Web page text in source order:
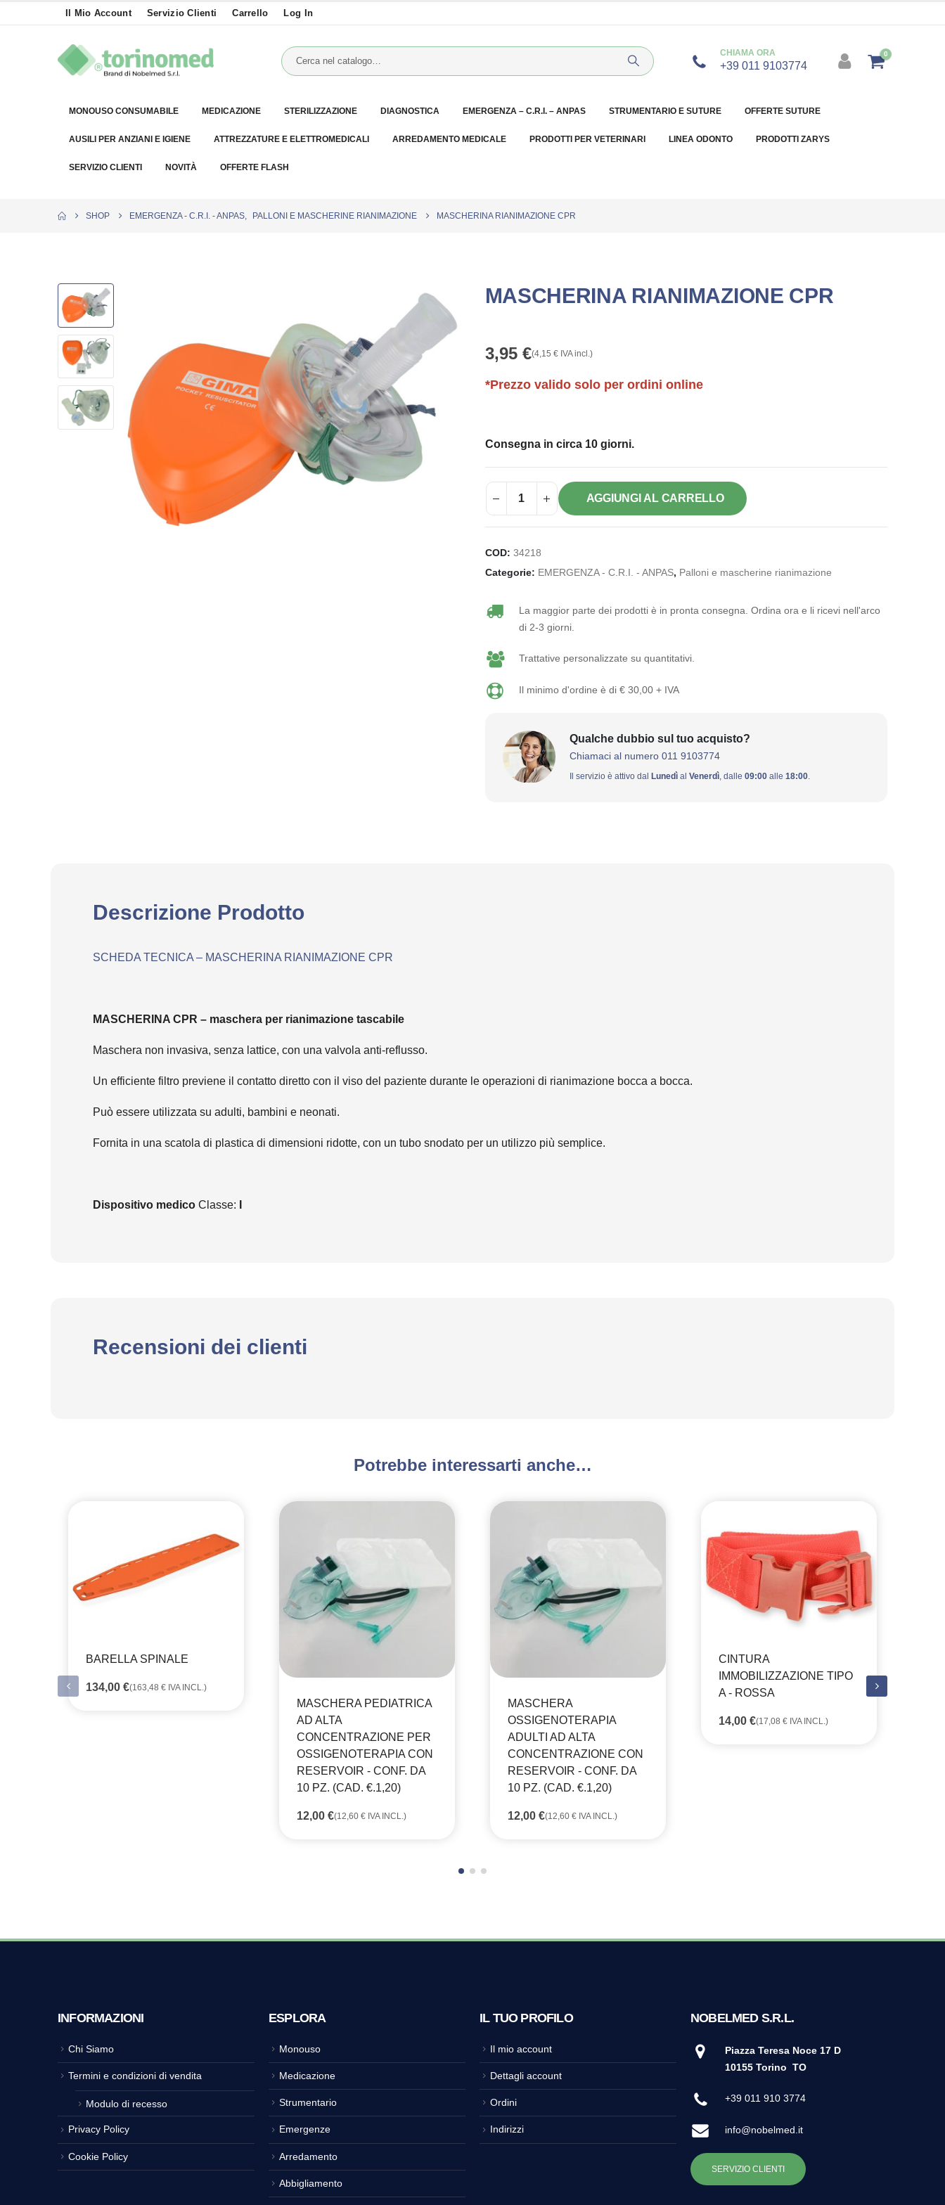
Il Mio Account Servizio Clienti Carrello Log In
CHIAMA ORA
+39 011 9103774
0
MONOUSO CONSUMABILE MEDICAZIONE STERILIZZAZIONE DIAGNOSTICA EMERGENZA – C.R.I. – ANPAS STRUMENTARIO E SUTURE OFFERTE SUTURE
AUSILI PER ANZIANI E IGIENE ATTREZZATURE E ELETTROMEDICALI ARREDAMENTO MEDICALE PRODOTTI PER VETERINARI LINEA ODONTO PRODOTTI ZARYS
SERVIZIO CLIENTI NOVITÀ OFFERTE FLASH
SHOP EMERGENZA - C.R.I. - ANPAS PALLONI E MASCHERINE RIANIMAZIONE MASCHERINA RIANIMAZIONE CPR
MASCHERINA RIANIMAZIONE CPR
3,95 €(4,15 €IVA incl.)
*Prezzo valido solo per ordini online
Consegna in circa 10 giorni.
AGGIUNGI AL CARRELLO
COD: 34218
Categorie: EMERGENZA - C.R.I. - ANPAS, Palloni e mascherine rianimazione
La maggior parte dei prodotti è in pronta consegna. Ordina ora e li ricevi nell'arco
di 2-3 giorni.
Trattative personalizzate su quantitativi.
Il minimo d'ordine è di € 30,00 + IVA
Qualche dubbio sul tuo acquisto?
Chiamaci al numero 011 9103774
Il servizio è attivo dal Lunedìal Venerdì, dalle 09:00alle 18:00.
Descrizione Prodotto
SCHEDA TECNICA – MASCHERINA RIANIMAZIONE CPR
MASCHERINA CPR – maschera per rianimazione tascabile
Maschera non invasiva, senza lattice, con una valvola anti-reflusso.
Un efficiente filtro previene il contatto diretto con il viso del paziente durante le operazioni di rianimazione bocca a bocca.
Può essere utilizzata su adulti, bambini e neonati.
Fornita in una scatola di plastica di dimensioni ridotte, con un tubo snodato per un utilizzo più semplice.
Dispositivo medico Classe:
Recensioni dei clienti
Potrebbe interessarti anche…
BARELLA SPINALE
134,00 €(163,48 € IVA INCL.)
MASCHERA PEDIATRICA
AD ALTA
CONCENTRAZIONE PER
OSSIGENOTERAPIA CON
RESERVOIR - CONF. DA
10 PZ. (CAD. €.1,20)
12,00 €(12,60 € IVA INCL.)
MASCHERA
OSSIGENOTERAPIA
ADULTI AD ALTA
CONCENTRAZIONE CON
RESERVOIR - CONF. DA
10 PZ. (CAD. €.1,20)
12,00 €(12,60 € IVA INCL.)
CINTURA
IMMOBILIZZAZIONE TIPO
A - ROSSA
14,00 €(17,08 € IVA INCL.)
INFORMAZIONI
Chi Siamo
Termini e condizioni di vendita
Modulo di recesso
Privacy Policy
Cookie Policy
ESPLORA
Monouso
Medicazione
Strumentario
Emergenze
Arredamento
Abbigliamento
IL TUO PROFILO
Il mio account
Dettagli account
Ordini
Indirizzi
NOBELMED S.R.L.
Piazza Teresa Noce 17 D
10155 Torino TO
+39 011 910 3774
info@nobelmed.it
SERVIZIO CLIENTI